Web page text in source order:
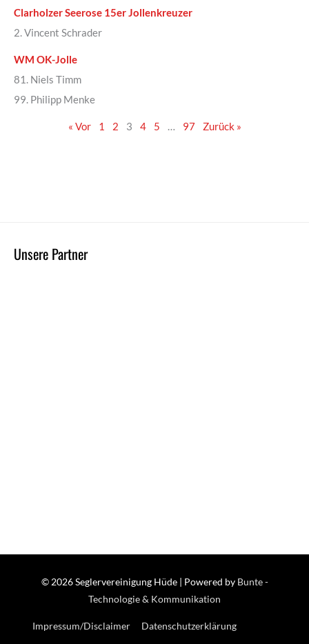
Clarholzer Seerose 15er Jollenkreuzer
2. Vincent Schrader
WM OK-Jolle
81. Niels Timm
99. Philipp Menke
« Vor 1 2 3 4 5 … 97 Zurück »
Unsere Partner
© 2026Seglervereinigung Hüde| Powered by Bunte -
Technologie & Kommunikation
Impressum/Disclaimer Datenschutzerklärung